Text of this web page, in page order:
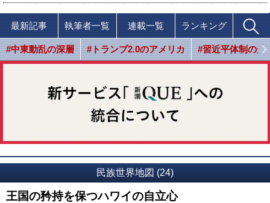
最新記事 執筆者一覧 連載一覧 ランキング
#中東動乱の深層 #トランプ2.0のアメリカ #習近平体制の光
民族世界地図 (24)
王国の矜持を保つハワイの自立心